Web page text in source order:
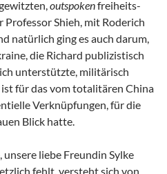
outspokenfreiheits-
Shieh, mit Roderich
natürlich ging es auch darum,
die Richard publizistisch
unterstützte, militärisch
für das vom totalitären China
Verknüpfungen, für die
Blick hatte.
unsere liebe Freundin Sylke
fehlt, versteht sich von